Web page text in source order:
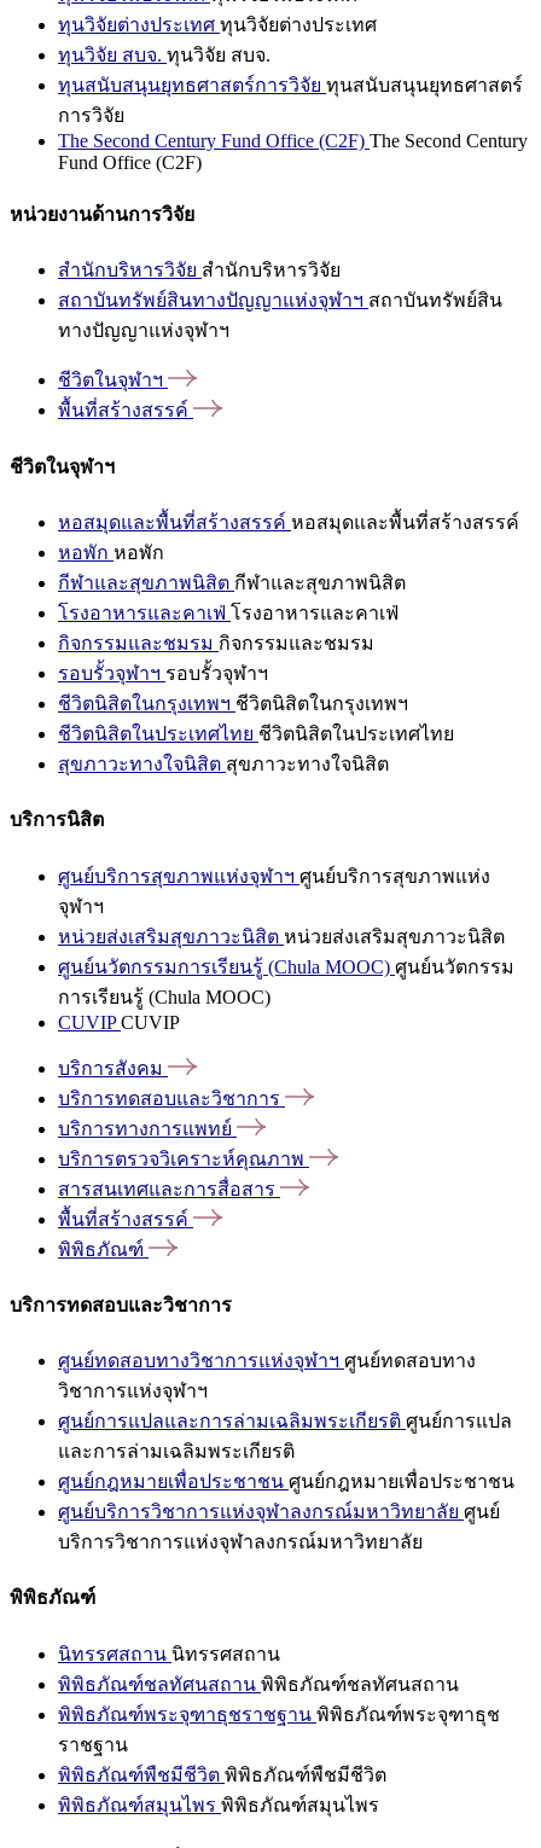
ทุนวิจัยต่างประเทศ ทุนวิจัยต่างประเทศ
ทุนวิจัย สบจ. ทุนวิจัย สบจ.
ทุนสนับสนุนยุทธศาสตร์การวิจัย ทุนสนับสนุนยุทธศาสตร์
การวิจัย
The Second Century Fund Office (C2F) The Second Century
Fund Office (C2F)
หน่วยงานด้านการวิจัย
สำนักบริหารวิจัย สำนักบริหารวิจัย
สถาบันทรัพย์สินทางปัญญาแห่งจุฬาฯ สถาบันทรัพย์สิน
ทางปัญญาแห่งจุฬาฯ
ชีวิตในจุฬาฯ
พื้นที่สร้างสรรค์
ชีวิตในจุฬาฯ
หอสมุดและพื้นที่สร้างสรรค์ หอสมุดและพื้นที่สร้างสรรค์
หอพัก หอพัก
กีฬาและสุขภาพนิสิต กีฬาและสุขภาพนิสิต
โรงอาหารและคาเฟ่ โรงอาหารและคาเฟ่
กิจกรรมและชมรม กิจกรรมและชมรม
รอบรั้วจุฬาฯ รอบรั้วจุฬาฯ
ชีวิตนิสิตในกรุงเทพฯ ชีวิตนิสิตในกรุงเทพฯ
ชีวิตนิสิตในประเทศไทย ชีวิตนิสิตในประเทศไทย
สุขภาวะทางใจนิสิต สุขภาวะทางใจนิสิต
บริการนิสิต
ศูนย์บริการสุขภาพแห่งจุฬาฯ ศูนย์บริการสุขภาพแห่ง
จุฬาฯ
หน่วยส่งเสริมสุขภาวะนิสิต หน่วยส่งเสริมสุขภาวะนิสิต
ศูนย์นวัตกรรมการเรียนรู้ (Chula MOOC) ศูนย์นวัตกรรม
การเรียนรู้ (Chula MOOC)
CUVIPCUVIP
บริการสังคม
บริการทดสอบและวิชาการ
บริการทางการแพทย์
บริการตรวจวิเคราะห์คุณภาพ
สารสนเทศและการสื่อสาร
พื้นที่สร้างสรรค์
พิพิธภัณฑ์
บริการทดสอบและวิชาการ
ศูนย์ทดสอบทางวิชาการแห่งจุฬาฯ ศูนย์ทดสอบทาง
วิชาการแห่งจุฬาฯ
ศูนย์การแปลและการล่ามเฉลิมพระเกียรติ ศูนย์การแปล
และการล่ามเฉลิมพระเกียรติ
ศูนย์กฎหมายเพื่อประชาชน ศูนย์กฎหมายเพื่อประชาชน
ศูนย์บริการวิชาการแห่งจุฬาลงกรณ์มหาวิทยาลัย ศูนย์
บริการวิชาการแห่งจุฬาลงกรณ์มหาวิทยาลัย
พิพิธภัณฑ์
นิทรรศสถาน นิทรรศสถาน
พิพิธภัณฑ์ชลทัศนสถาน พิพิธภัณฑ์ชลทัศนสถาน
พิพิธภัณฑ์พระจุฑาธุชราชฐาน พิพิธภัณฑ์พระจุฑาธุช
ราชฐาน
พิพิธภัณฑ์พืชมีชีวิต พิพิธภัณฑ์พืชมีชีวิต
พิพิธภัณฑ์สมุนไพร พิพิธภัณฑ์สมุนไพร